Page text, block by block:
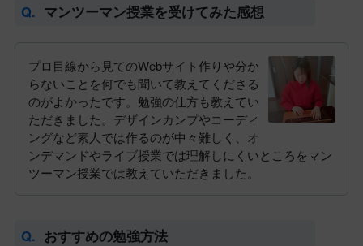
マンツーマン授業を受けてみた感想
プロ目線から見てのWebサイト作りや分か
らないことを何でも聞いて教えてくださる
のがよかったです。勉強の仕方も教えてい
ただきました。デザインカンプやコーディ
ングなど素人では作るのが中々難しく、オ
ンデマンドやライブ授業では理解しにくいところをマン
ツーマン授業では教えていただきました。
おすすめの勉強方法